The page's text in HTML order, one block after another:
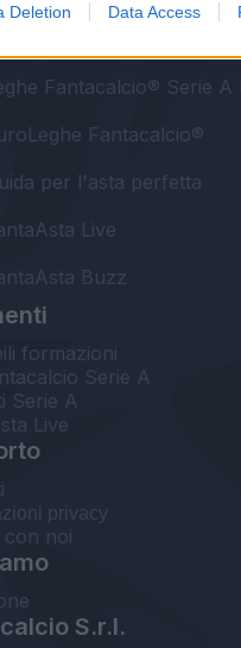
Deletion Data Access
Fantacalcio® Serie A
Fantacalcio®
per l'asta perfetta
Live
Buzz
formazioni
Serie A
Serie A
Live
privacy
con noi
S.r.l.